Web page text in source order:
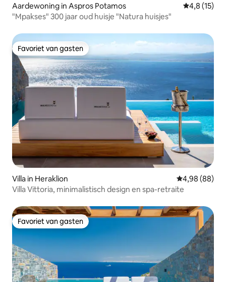
Aardewoning in Aspros Potamos
4,8 (15)
"Mpakses" 300 jaar oud huisje "Natura huisjes"
Favoriet van gasten
Favoriet van gasten
Villa in Heraklion Gemiddelde
4,98 (88)
Villa Vittoria, minimalistisch design en spa-retraite
Favoriet van gasten
Favoriet van gasten